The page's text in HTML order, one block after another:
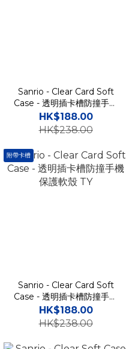
Sanrio - Clear Card Soft
Case - 透明插卡槽防撞手機
保護軟殼 TY
HK$188.00
HK$238.00
附帶卡槽
Sanrio - Clear Card Soft
Case - 透明插卡槽防撞手機
保護軟殼 TY
HK$188.00
HK$238.00